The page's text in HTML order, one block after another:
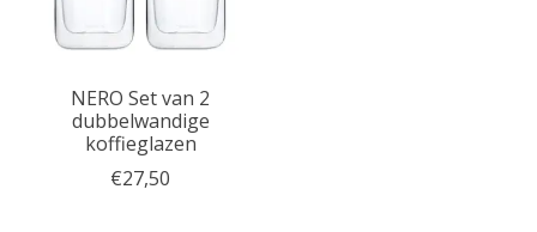
NERO Set van 2
dubbelwandige
koffieglazen
€27,50